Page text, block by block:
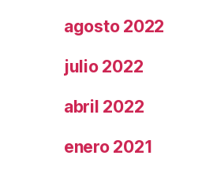
agosto 2022
julio 2022
abril 2022
enero 2021